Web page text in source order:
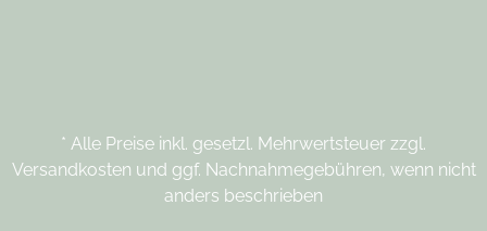
* Alle Preise inkl. gesetzl. Mehrwertsteuer zzgl.
Versandkosten und ggf. Nachnahmegebühren, wenn nicht
anders beschrieben